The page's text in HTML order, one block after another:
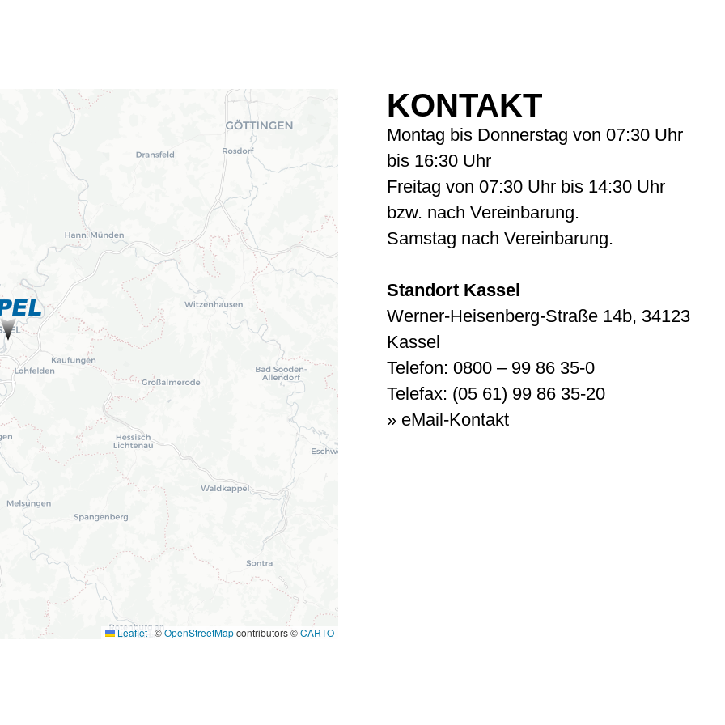
Leaflet | ©OpenStreetMapcontributors ©CARTO
KONTAKT
Montag bis Donnerstag von 07:30 Uhr
bis 16:30 Uhr
Freitag von 07:30 Uhr bis 14:30 Uhr
bzw. nach Vereinbarung.
Samstag nach Vereinbarung.
Standort Kassel
Werner-Heisenberg-Straße 14b, 34123
Kassel
Telefon: 0800 – 99 86 35-0
Telefax: (05 61) 99 86 35-20
» eMail-Kontakt